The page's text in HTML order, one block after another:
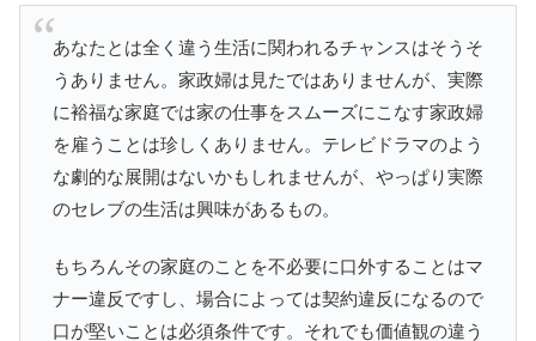
あなたとは全く違う生活に関われるチャンスはそうそ
うありません。家政婦は見たではありませんが、実際
に裕福な家庭では家の仕事をスムーズにこなす家政婦
を雇うことは珍しくありません。テレビドラマのよう
な劇的な展開はないかもしれませんが、やっぱり実際
のセレブの生活は興味があるもの。
もちろんその家庭のことを不必要に口外することはマ
ナー違反ですし、場合によっては契約違反になるので
口が堅いことは必須条件です。それでも価値観の違う